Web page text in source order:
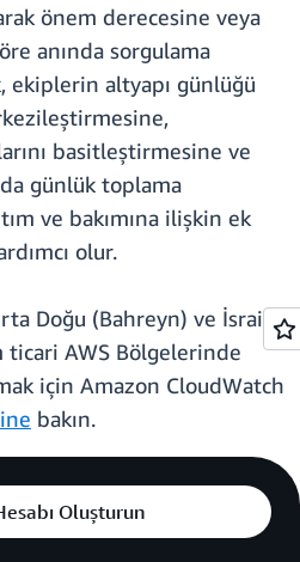
önem derecesine veya
anında sorgulama
ekiplerin altyapı günlüğü
basitleştirmesine ve
günlük toplama
ve bakımına ilişkin ek
olur.
Doğu (Bahreyn) ve İsrail
ticari AWS Bölgelerinde
için Amazon CloudWatch
bakın.
Oluşturun